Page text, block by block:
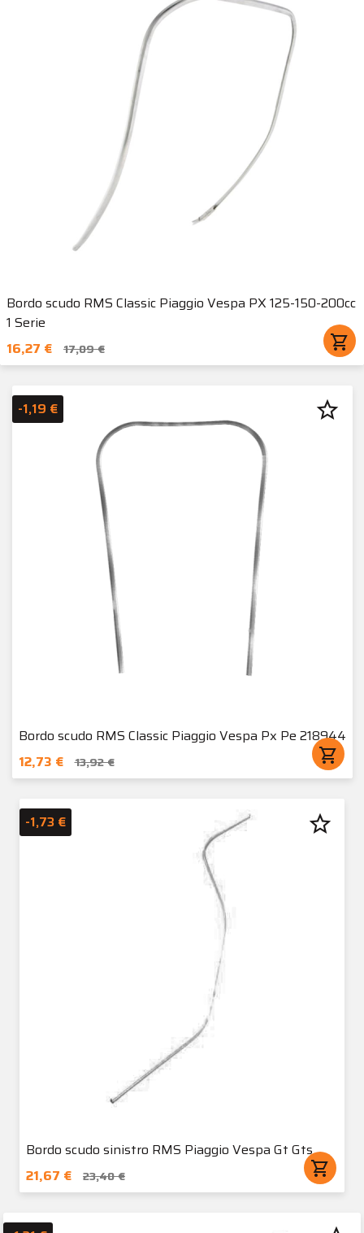
Bordo scudo RMS Classic Piaggio Vespa PX 125-150-200cc
1 Serie
16,27 €
17,09 € shopping_cart
Bordo scudo RMS Classic Piaggio Vespa Px Pe 218944
12,73 €
13,92 € shopping_cart
-1,19 € star_border
Bordo scudo sinistro RMS Piaggio Vespa Gt Gts
21,67 €
23,40 € shopping_cart
-1,73 € star_border